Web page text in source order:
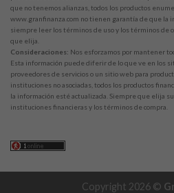
que no tenemos alianzas, todos los productos
www.granfinanza.com no tienen garantía de que la
siempre leer los términos de uso y los términos de
que elija.
Consideraciones: Nos esforzamos por mantener
Esta información puede diferir de lo que ve en los
proveedores de servicios o un sitio web para
instituciones no asociadas, todos los productos
la información esté actualizada. Siempre que elija
instituciones financieras y los términos de compra.
Copyright 2026 ©